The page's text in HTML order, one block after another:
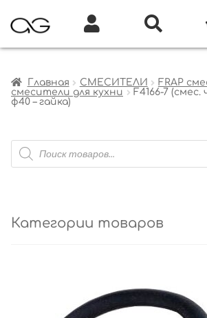
Главная СМЕСИТЕЛИ FRAP
смесители для кухни
F4166-7
ф40 – гайка)
Поиск
товаров
Категории товаров